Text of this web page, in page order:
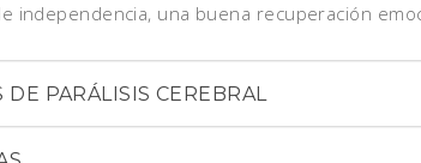
independencia, una buena recuperación
DE PARÁLISIS CEREBRAL